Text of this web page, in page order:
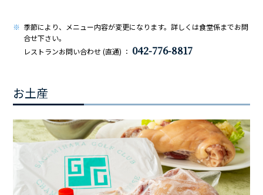
季節により、メニュー内容が変更になります。詳しくは食堂係までお問
合せ下さい。
レストランお問い合わせ (直通) ： 042-776-8817
お土産